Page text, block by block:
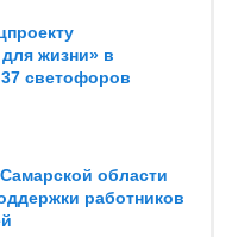
жизни» в
светофоров
области
работников